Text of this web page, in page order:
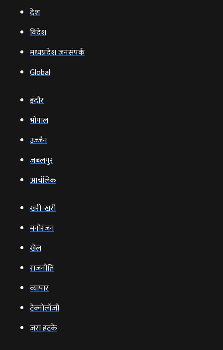
देश
विदेश
मध्यप्रदेश जनसंपर्क
Global
इंदौर
भोपाल
उज्‍जैन
जबलपुर
आचंलिक
खरी-खरी
मनोरंजन
खेल
राजनीति
व्‍यापार
टेक्‍नोलॉजी
ज़रा हटके